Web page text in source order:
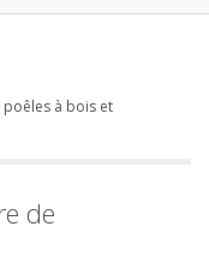
poêles à bois et
de